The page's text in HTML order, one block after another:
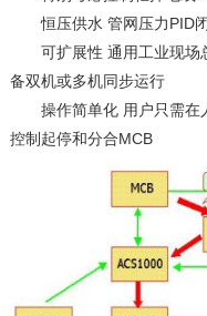
恒压供水 管网压力PID
可扩展性 通用工业现场
备双机或多机同步运行
操作简单化 用户只需在人
控制起停和分合MCB